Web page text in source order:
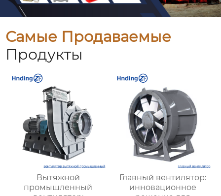
Самые Продаваемые
Продукты
Вытяжной
промышленный
Главный вентилятор:
инновационное